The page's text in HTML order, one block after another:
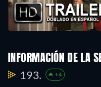
INFORMACIÓN DE LA
193. +4